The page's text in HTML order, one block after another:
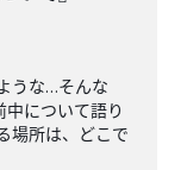
うな…そんな
について語り
場所は、どこで